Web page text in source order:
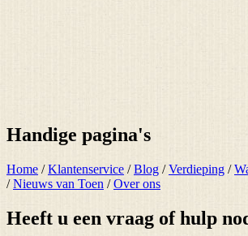
Handige pagina's
Home /Klantenservice /Blog /Verdieping /
/Nieuws van Toen /Over ons
Heeft u een vraag of hulp